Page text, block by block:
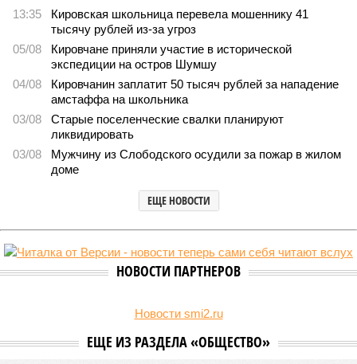
13:35
Кировская школьница перевела мошеннику 41
тысячу рублей из-за угроз
05/08
Кировчане приняли участие в исторической
экспедиции на остров Шумшу
04/08
Кировчанин заплатит 50 тысяч рублей за нападение
амстаффа на школьника
03/08
Старые поселенческие свалки планируют
ликвидировать
03/08
Мужчину из Слободского осудили за пожар в жилом
доме
ЕЩЕ НОВОСТИ
НОВОСТИ ПАРТНЕРОВ
Новости smi2.ru
ЕЩЕ ИЗ РАЗДЕЛА «ОБЩЕСТВО»